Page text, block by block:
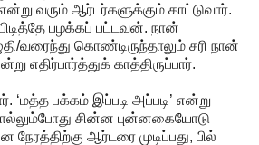
வரும் ஆர்டர்களுக்கும் காட்டுவார்.
பழக்கப் பட்டவன். நான்
வரைந்து கொண்டிருந்தாலும் சரி நான்
எதிர்பார்த்துக் காத்திருப்பார்.
‘மத்த பக்கம் இப்படி அப்படி’ என்று
சின்ன புன்னகையோடு
ஆர்டரை முடிப்பது, பில்